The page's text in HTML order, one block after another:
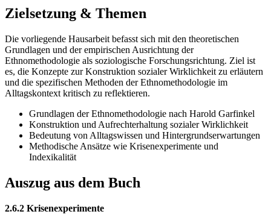
Zielsetzung & Themen
Die vorliegende Hausarbeit befasst sich mit den theoretischen
Grundlagen und der empirischen Ausrichtung der
Ethnomethodologie als soziologische Forschungsrichtung. Ziel ist
es, die Konzepte zur Konstruktion sozialer Wirklichkeit zu erläutern
und die spezifischen Methoden der Ethnomethodologie im
Alltagskontext kritisch zu reflektieren.
Grundlagen der Ethnomethodologie nach Harold Garfinkel
Konstruktion und Aufrechterhaltung sozialer Wirklichkeit
Bedeutung von Alltagswissen und Hintergrundserwartungen
Methodische Ansätze wie Krisenexperimente und
Indexikalität
Auszug aus dem Buch
2.6.2 Krisenexperimente